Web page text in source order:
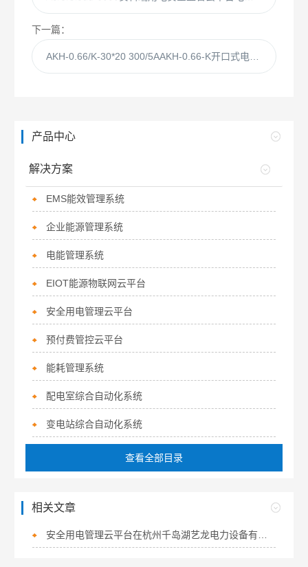
下一篇：
产品中心
解决方案
EMS能效管理系统
企业能源管理系统
电能管理系统
EIOT能源物联网云平台
安全用电管理云平台
预付费管控云平台
能耗管理系统
配电室综合自动化系统
变电站综合自动化系统
查看全部目录
相关文章